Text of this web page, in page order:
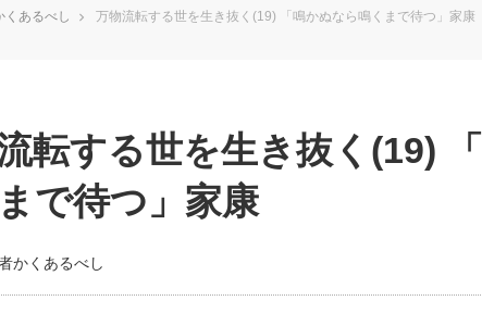
と固定金
はり固定
2026.08.7
第153回「内需企業があっとい
う間にグローバル成長企業に」
FOOD & LIFE COMPANIES
日号）
の「１位づくり」戦略(96)
大化する「業務改善」横田尚哉氏(5)
を築く ビジネス・クリニック(240)
ザー「人を大切にしながら利益を上げる経営」の極意
てのM&A入門(3)
の“儲かる通販”戦略視点(151)
百話百行(85)
ロングセラーの玉手箱(9)
大復活＆快進撃！ユニバーサルスタジオジャパンの成功要因と
は(5)
酒井光雄 成功事例に学ぶ繁栄企業のブランド戦略(39)
中国経済の最新動向(204)
事業承継の前に、決めておきたい、知ってお
きたいコト(12)
会社と社長のための資産管理講座(95)
ピョートル・F・グジバチの『経営戦
指導者たる者かくあるべし(635)
朝礼・会議での「社長の３分間スピー
次もあなたにお願いしたいと思われ
北村森の「今月のヒット
会社を守り
強い決算書
職
賃
顧
くあるべし 万物流転する世を生き抜く(19) 「鳴かぬなら鳴くまで待つ」家康
転する世を生き抜く(19)
で待つ」家康
かくあるべし